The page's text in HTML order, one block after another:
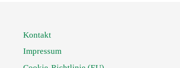
Kontakt
Impressum